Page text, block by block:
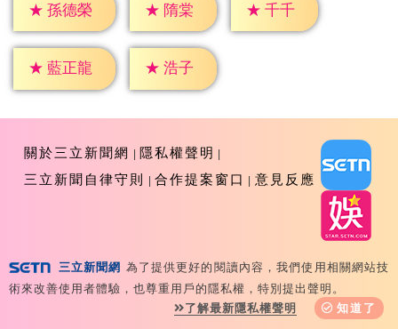
★ 孫德榮 ★ 隋棠 ★ 千千
★ 藍正龍 ★ 浩子
關於三立新聞網
隱私權聲明
三立新聞自律守則
合作提案窗口 意見反應
Copyright ©2026 Sanlih E-Television All Rights
Reserved 版權所有 盜用必究 台北市內湖區舊宗路一段159
號 02-8792-8888
三立新聞網 為了提供更好的閱讀內容，我們使用相關網站技
術來改善使用者體驗，也尊重用戶的隱私權，特別提出聲明。
了解最新隱私權聲明
知道了